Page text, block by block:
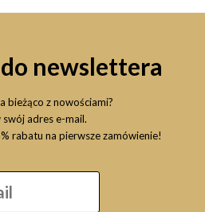
newslettera
bieżąco z nowościami?
swój adres e-mail.
rabatu na pierwsze zamówienie!